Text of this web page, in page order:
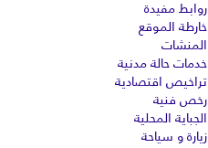
روابط مفيدة
خارطة الموقع
المنشات
خدمات حالة مدنية
تراخيص اقتصادية
رخص فنية
الجباية المحلية
زيارة و سياحة